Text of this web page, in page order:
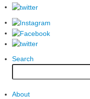
Search
About